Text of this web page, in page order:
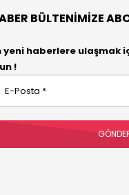
BÜLTENIMIZE
yeni haberlere ulaşmak
!